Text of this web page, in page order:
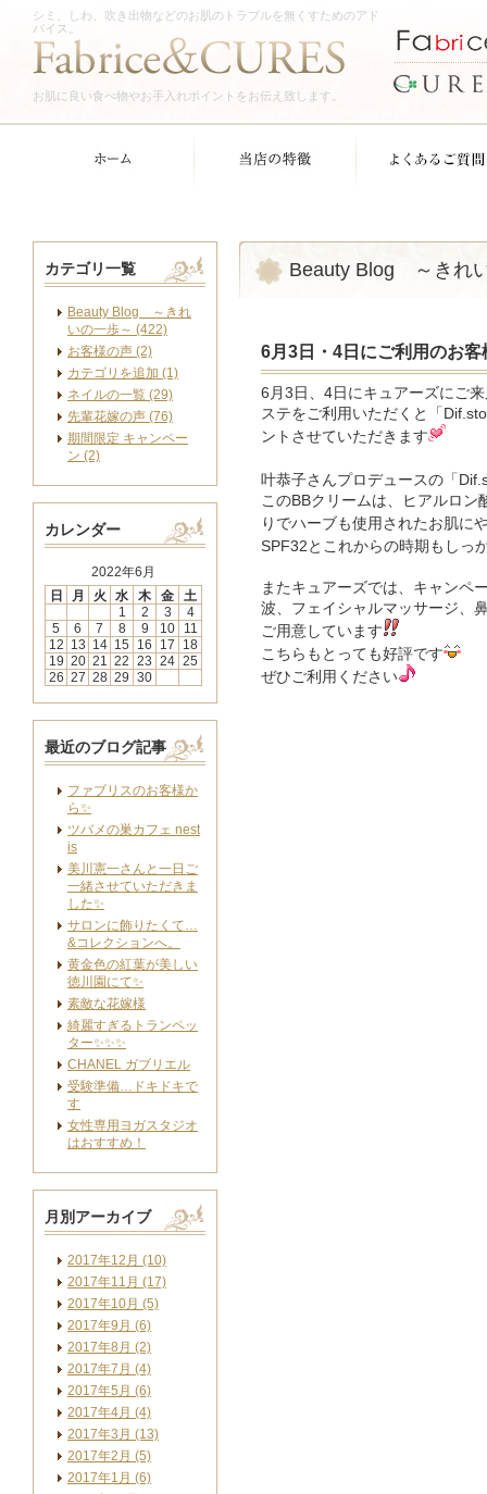
シミ、しわ、吹き出物などのお肌のトラブルを無くすためのアド
バイス。
お肌に良い食べ物やお手入れポイントをお伝え致します。
Beauty Blog ～きれ
6月3日・4日にご利用のお客
6月3日、4日にキュアーズにご
ステをご利用いただくと「
ントさせていただきます
叶恭子さんプロデュースの「
このBBクリームは、ヒアルロン
りでハーブも使用されたお肌に
SPF32とこれからの時期もしっ
またキュアーズでは、キャンペ
波、フェイシャルマッサージ、
ご用意しています
こちらもとっても好評です
ぜひご利用ください
カテゴリ一覧
Beauty Blog ～きれ
いの一歩～ (422)
お客様の声 (2)
カテゴリを追加 (1)
ネイルの一覧 (29)
先輩花嫁の声 (76)
期間限定 キャンペー
ン (2)
カレンダー
2022年6月
日
月 火 水 木 金
土
1
2 3
4
5
6 7 8 9 10
11
12 13 14 15 16 17
18
19 20 21 22 23 24 25
26 27 28 29 30
最近のブログ記事
ファブリスのお客様か
ら✨
ツバメの巣カフェ nest
is
美川憲一さんと一日ご
一緒させていただきま
した✨
サロンに飾りたくて…
&コレクションへ。
黄金色の紅葉が美しい
徳川園にて✨
素敵な花嫁様
綺麗すぎるトランペッ
ター✨✨✨
CHANEL ガブリエル
受験準備…ドキドキで
す
女性専用ヨガスタジオ
はおすすめ！
月別アーカイブ
2017年12月 (10)
2017年11月 (17)
2017年10月 (5)
2017年9月 (6)
2017年8月 (2)
2017年7月 (4)
2017年5月 (6)
2017年4月 (4)
2017年3月 (13)
2017年2月 (5)
2017年1月 (6)